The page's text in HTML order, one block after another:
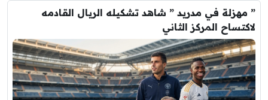
” مهزلة في مدريد ” شاهد تشكيله الريال القادمه
لاكتساح المركز الثاني